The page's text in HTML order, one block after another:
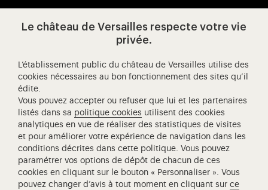
Ressources pédagogiques
Visitez notre Facebook (ouverture dans un nouvel
Visitez notre X (ouverture dans un nouvel
Visitez notre Instagram (ouverture
Visitez notre YouTube
Visitez notre
L'Opéra royal de Versailles
Centre de recherche du château de Versailles
Centre de Musique Baroque de Versailles
Réseau des Résidences Royales Européenne
Société des Amis de Versailles
Le château de Versailles respecte votre vie
privée.
L’établissement public du château de Versailles utilise des
cookies nécessaires au bon fonctionnement des sites qu’il
édite.
Vous pouvez accepter ou refuser que lui et les partenaires
listés dans sa politique cookies utilisent des cookies
analytiques en vue de réaliser des statistiques de visites
et pour améliorer votre expérience de navigation dans les
conditions décrites dans cette politique. Vous pouvez
paramétrer vos options de dépôt de chacun de ces
cookies en cliquant sur le bouton « Personnaliser ». Vous
pouvez changer d’avis à tout moment en cliquant surce